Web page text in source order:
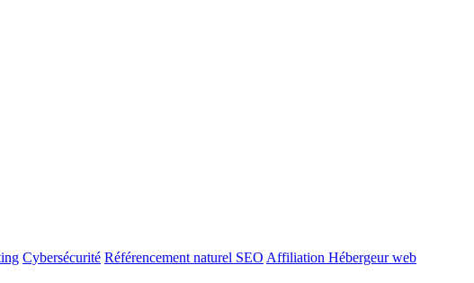
Cybersécurité Référencement naturel SEO Affiliation Hébergeur web